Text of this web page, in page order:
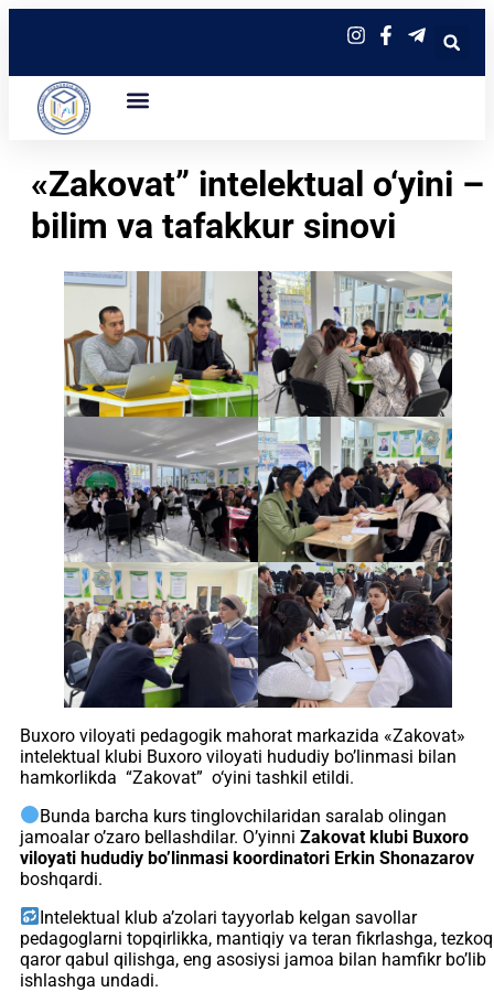
«Zakovat” intelektual o‘yini –
bilim va tafakkur sinovi
Buxoro viloyati pedagogik mahorat markazida «Zakovat»
intelektual klubi Buxoro viloyati hududiy bo’linmasi bilan
hamkorlikda “Zakovat” o‘yini tashkil etildi.
Bunda barcha kurs tinglovchilaridan saralab olingan
jamoalar o’zaro bellashdilar. O’yinni Zakovat klubi Buxoro
viloyati hududiy bo’linmasi koordinatori Erkin Shonazarov
boshqardi.
Intelektual klub a’zolari tayyorlab kelgan savollar
pedagoglarni topqirlikka, mantiqiy va teran fikrlashga, tezkoq
qaror qabul qilishga, eng asosiysi jamoa bilan hamfikr bo’lib
ishlashga undadi.